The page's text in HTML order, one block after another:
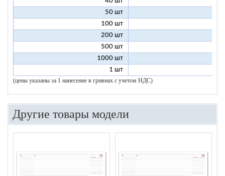
50 шт
100 шт
200 шт
500 шт
1000 шт
1 шт
(цены указаны за 1 нанесение в гривнах с учетом НДС)
Другие товары модели